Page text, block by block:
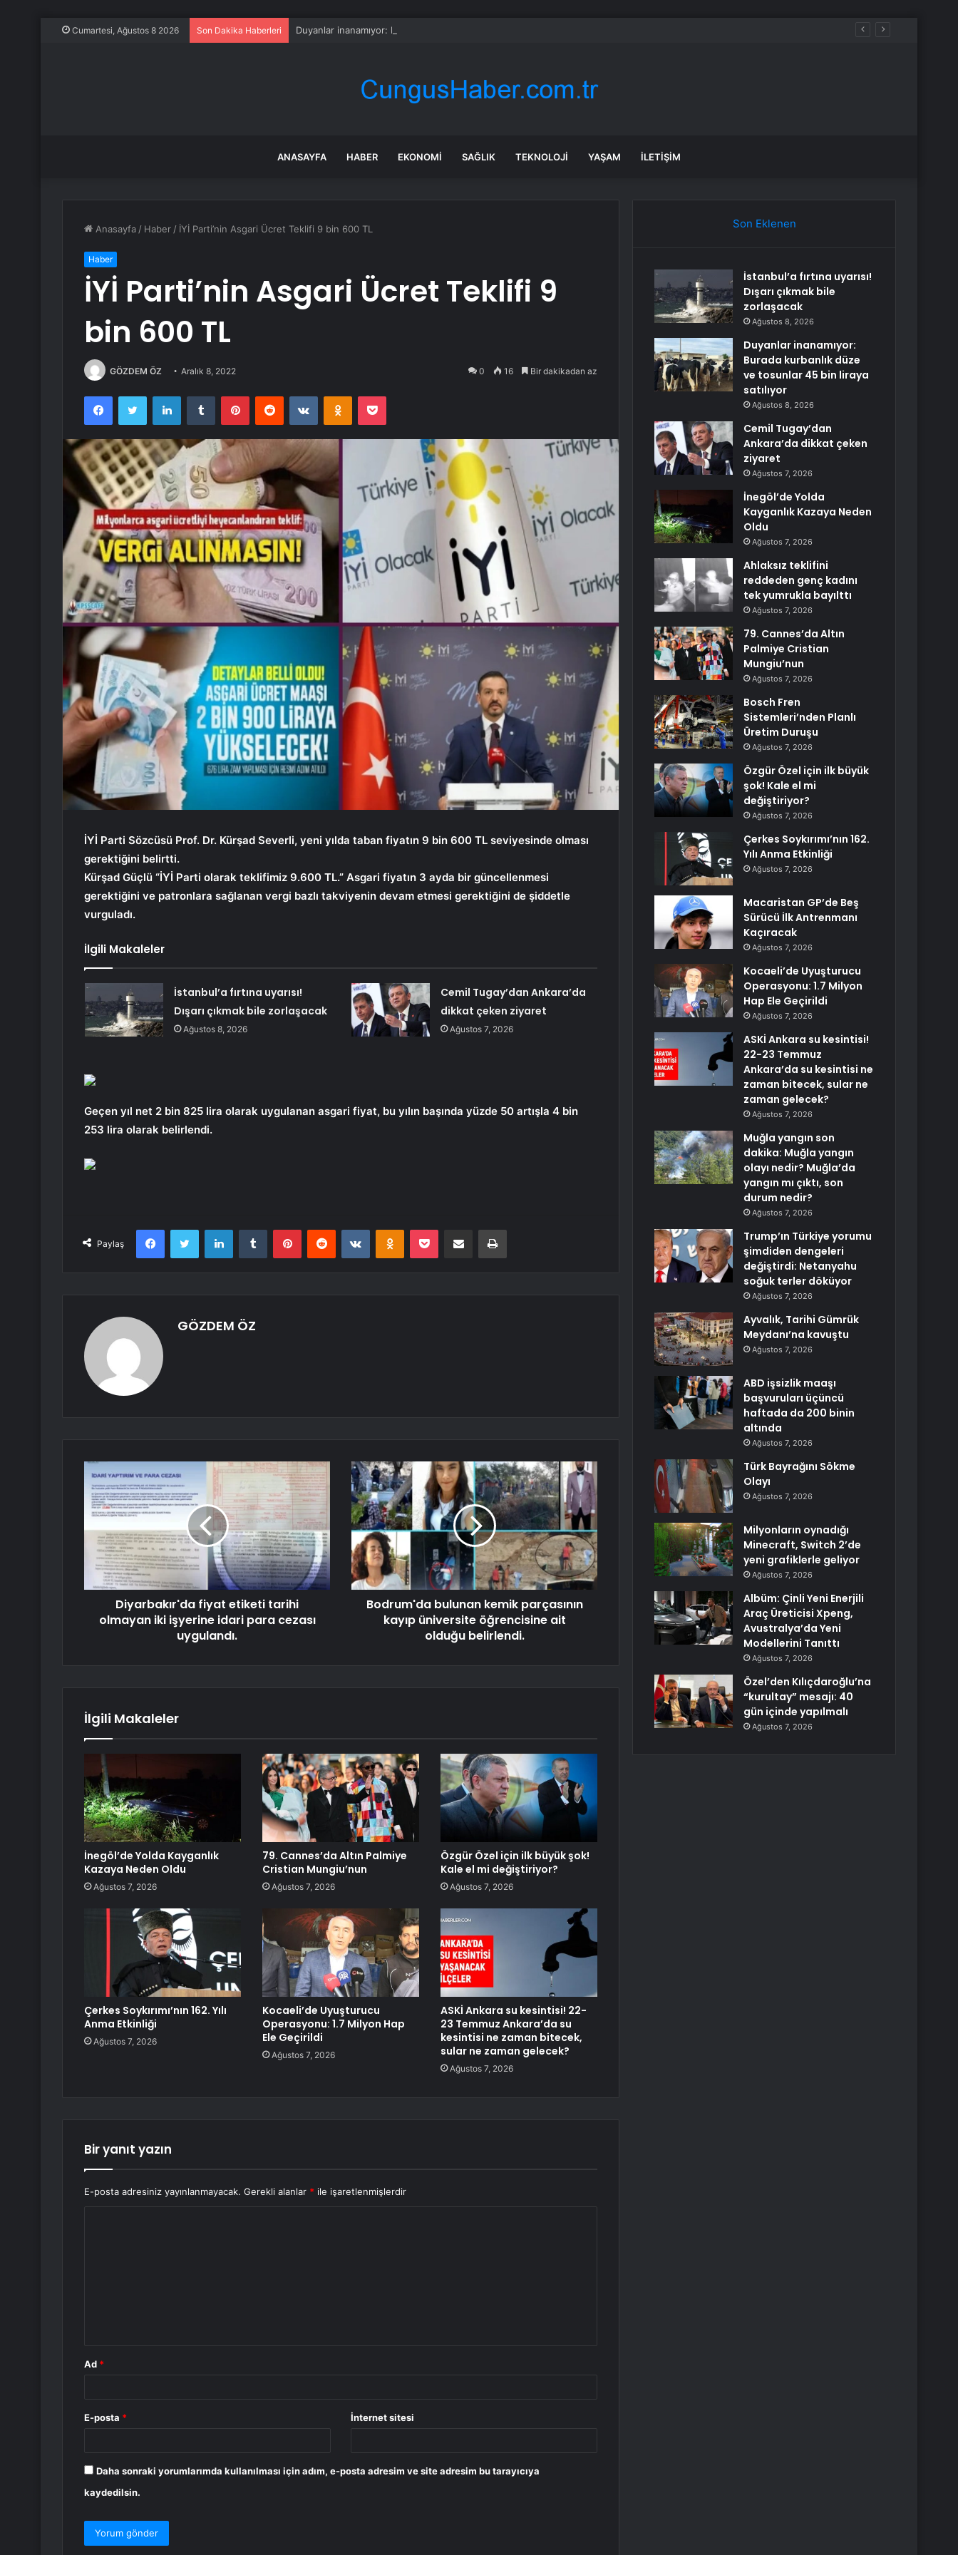
Cumartesi, Ağustos 8 2026 Son Dakika Haberleri Duyanlar inanamıyor: Burada kurbanlık düze ve tosunlar 45 bin liraya satılıyor
ANASAYFA HABER EKONOMI SAĞLIK TEKNOLOJI YAŞAM İLETIŞIM
Anasayfa / Haber / İYİ Parti’nin Asgari Ücret Teklifi 9 bin 600 TL
Haber
İYİ Parti’nin Asgari Ücret Teklifi 9
bin 600 TL
GÖZDEM ÖZ Aralık 8, 2022 0 16 Bir dakikadan az
FacebookTwitter LinkedInTumblr PinterestReddit VKontakteOdnoklassniki
Pocket
İYİ Parti Sözcüsü Prof. Dr. Kürşad Severli, yeni yılda taban fiyatın 9 bin 600 TL seviyesinde olması
gerektiğini belirtti.
Kürşad Güçlü “İYİ Parti olarak teklifimiz 9.600 TL.” Asgari fiyatın 3 ayda bir güncellenmesi
gerektiğini ve patronlara sağlanan vergi bazlı takviyenin devam etmesi gerektiğini de şiddetle
vurguladı.
İlgili Makaleler
İstanbul’a fırtına uyarısı!
Dışarı çıkmak bile zorlaşacak
Ağustos 8, 2026
Cemil Tugay’dan Ankara’da
dikkat çeken ziyaret
Ağustos 7, 2026
Geçen yıl net 2 bin 825 lira olarak uygulanan asgari fiyat, bu yılın başında yüzde 50 artışla 4 bin
253 lira olarak belirlendi.
Paylaş
FacebookTwitter LinkedInTumblr PinterestReddit VKontakteOdnoklassniki
Pocket E-Posta ile paylaş Yazdır
GÖZDEM ÖZ
Diyarbakır'da fiyat etiketi tarihi
olmayan iki işyerine idari para cezası
uygulandı.
Bodrum'da bulunan kemik parçasının
kayıp üniversite öğrencisine ait
olduğu belirlendi.
İlgili Makaleler
İnegöl’de Yolda Kayganlık
Kazaya Neden Oldu
Ağustos 7, 2026
79. Cannes’da Altın Palmiye
Cristian Mungiu’nun
Ağustos 7, 2026
Özgür Özel için ilk büyük şok!
Kale el mi değiştiriyor?
Ağustos 7, 2026
Çerkes Soykırımı’nın 162. Yılı
Anma Etkinliği
Ağustos 7, 2026
Kocaeli’de Uyuşturucu
Operasyonu: 1.7 Milyon Hap
Ele Geçirildi
Ağustos 7, 2026
ASKİ Ankara su kesintisi! 22-
23 Temmuz Ankara’da su
kesintisi ne zaman bitecek,
sular ne zaman gelecek?
Ağustos 7, 2026
Bir yanıt yazın
E-posta adresiniz yayınlanmayacak. Gerekli alanlar * ile işaretlenmişlerdir
Ad *
E-posta * İnternet sitesi
Daha sonraki yorumlarımda kullanılması için adım, e-posta adresim ve site adresim bu tarayıcıya
kaydedilsin.
Son Eklenen
İstanbul’a fırtına uyarısı!
Dışarı çıkmak bile
zorlaşacak
Ağustos 8, 2026
Duyanlar inanamıyor:
Burada kurbanlık düze
ve tosunlar 45 bin liraya
satılıyor
Ağustos 8, 2026
Cemil Tugay’dan
Ankara’da dikkat çeken
ziyaret
Ağustos 7, 2026
İnegöl’de Yolda
Kayganlık Kazaya Neden
Oldu
Ağustos 7, 2026
Ahlaksız teklifini
reddeden genç kadını
tek yumrukla bayılttı
Ağustos 7, 2026
79. Cannes’da Altın
Palmiye Cristian
Mungiu’nun
Ağustos 7, 2026
Bosch Fren
Sistemleri’nden Planlı
Üretim Duruşu
Ağustos 7, 2026
Özgür Özel için ilk büyük
şok! Kale el mi
değiştiriyor?
Ağustos 7, 2026
Çerkes Soykırımı’nın 162.
Yılı Anma Etkinliği
Ağustos 7, 2026
Macaristan GP’de Beş
Sürücü İlk Antrenmanı
Kaçıracak
Ağustos 7, 2026
Kocaeli’de Uyuşturucu
Operasyonu: 1.7 Milyon
Hap Ele Geçirildi
Ağustos 7, 2026
ASKİ Ankara su kesintisi!
22-23 Temmuz
Ankara’da su kesintisi ne
zaman bitecek, sular ne
zaman gelecek?
Ağustos 7, 2026
Muğla yangın son
dakika: Muğla yangın
olayı nedir? Muğla’da
yangın mı çıktı, son
durum nedir?
Ağustos 7, 2026
Trump’ın Türkiye yorumu
şimdiden dengeleri
değiştirdi: Netanyahu
soğuk terler döküyor
Ağustos 7, 2026
Ayvalık, Tarihi Gümrük
Meydanı’na kavuştu
Ağustos 7, 2026
ABD işsizlik maaşı
başvuruları üçüncü
haftada da 200 binin
altında
Ağustos 7, 2026
Türk Bayrağını Sökme
Olayı
Ağustos 7, 2026
Milyonların oynadığı
Minecraft, Switch 2’de
yeni grafiklerle geliyor
Ağustos 7, 2026
Albüm: Çinli Yeni Enerjili
Araç Üreticisi Xpeng,
Avustralya’da Yeni
Modellerini Tanıttı
Ağustos 7, 2026
Özel’den Kılıçdaroğlu’na
“kurultay” mesajı: 40
gün içinde yapılmalı
Ağustos 7, 2026